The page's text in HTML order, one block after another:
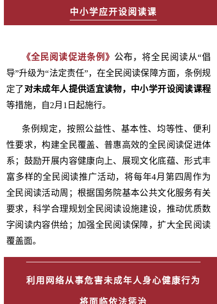
中小学应开设阅读课
《全民阅读促进条例》 公布，将全民阅读从“倡
导”升级为“法定责任”，在全民阅读保障方面，条例规
定了 对未成年人提供适宜读物，中小学开设阅读课程
等措施，自2月1日起施行。
条例规定，按照公益性、基本性、均等性、便利
性要求，构建全民覆盖、普惠高效的全民阅读促进体
系；鼓励开展内容健康向上、展现文化底蕴、形式丰
富多样的全民阅读推广活动，将每年4月第四周作为
全民阅读活动周；根据国务院基本公共文化服务有关
要求，科学合理规划全民阅读设施建设，推动优质数
字阅读内容供给；加强全民阅读保障，扩大全民阅读
覆盖面。
利用网络从事危害未成年人身心健康行为
将面临依法惩治